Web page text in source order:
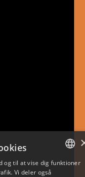
og til at vise dig funktioner
Vi deler også